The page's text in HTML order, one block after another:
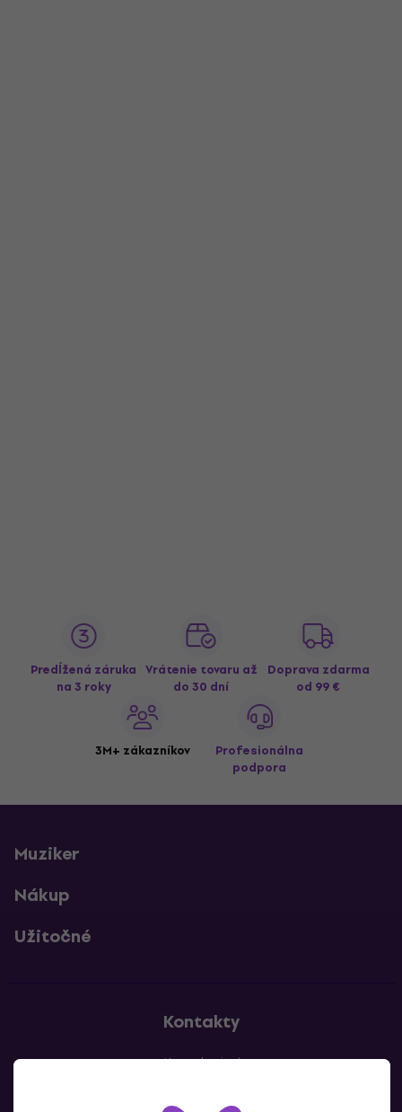
Predĺžená záruka
na 3 roky
Vrátenie tovaru až
do 30 dní
Doprava zdarma
od 99 €
3M+ zákazníkov
Profesionálna
podpora
Muziker
Nákup
Užitočné
Kontakty
Kontaktuj nás